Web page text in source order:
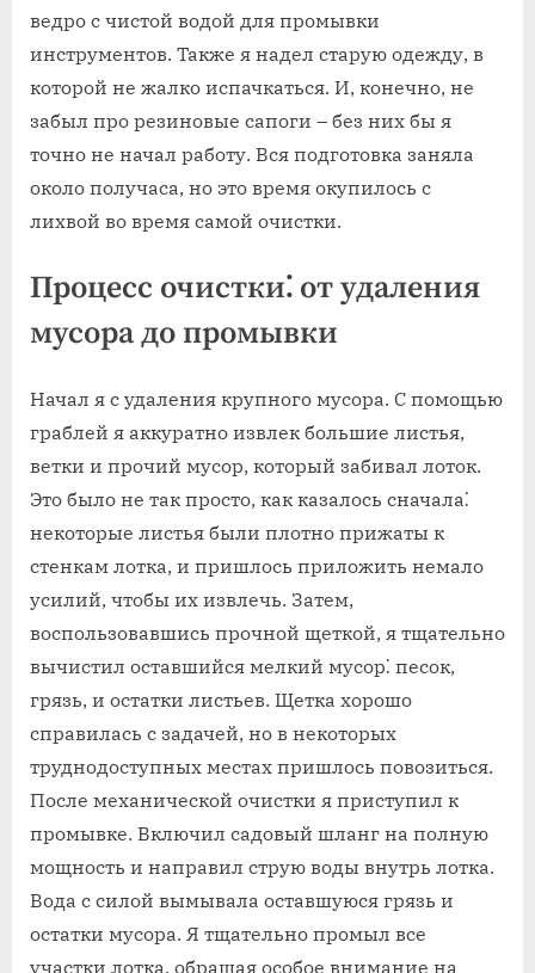
ведро с чистой водой для промывки
инструментов. Также я надел старую одежду, в
которой не жалко испачкаться. И, конечно, не
забыл про резиновые сапоги – без них бы я
точно не начал работу. Вся подготовка заняла
около получаса, но это время окупилось с
лихвой во время самой очистки.
Процесс очистки⁚ от удаления
мусора до промывки
Начал я с удаления крупного мусора. С помощью
граблей я аккуратно извлек большие листья,
ветки и прочий мусор, который забивал лоток.
Это было не так просто, как казалось сначала⁚
некоторые листья были плотно прижаты к
стенкам лотка, и пришлось приложить немало
усилий, чтобы их извлечь. Затем,
воспользовавшись прочной щеткой, я тщательно
вычистил оставшийся мелкий мусор⁚ песок,
грязь, и остатки листьев. Щетка хорошо
справилась с задачей, но в некоторых
труднодоступных местах пришлось повозиться.
После механической очистки я приступил к
промывке. Включил садовый шланг на полную
мощность и направил струю воды внутрь лотка.
Вода с силой вымывала оставшуюся грязь и
остатки мусора. Я тщательно промыл все
участки лотка, обращая особое внимание на